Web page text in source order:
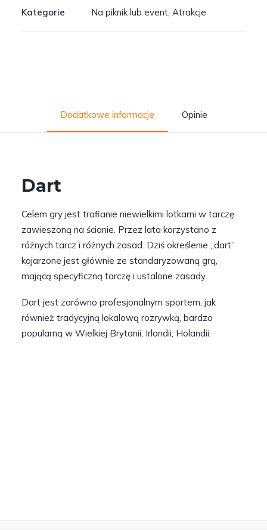
Kategorie Na piknik lub event, Atrakcje
Dodatkowe informacje Opinie
Dart
Celem gry jest trafianie niewielkimi lotkami w tarczę
zawieszoną na ścianie. Przez lata korzystano z
różnych tarcz i różnych zasad. Dziś określenie „dart”
kojarzone jest głównie ze standaryzowaną grą,
mającą specyficzną tarczę i ustalone zasady.
Dart jest zarówno profesjonalnym sportem, jak
również tradycyjną lokalową rozrywką, bardzo
popularną w Wielkiej Brytanii, Irlandii, Holandii.